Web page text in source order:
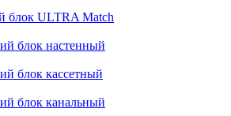
блок ULTRA Match
блок настенный
блок кассетный
блок канальный